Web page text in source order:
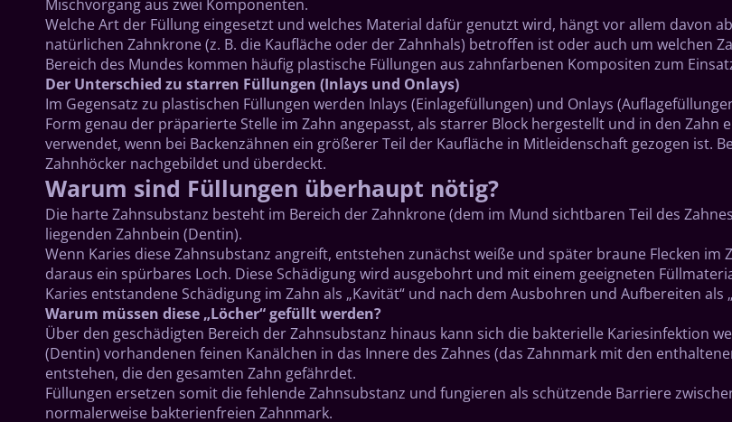
Welche Art der Füllung eingesetzt und welches Material dafür genutzt wird, hängt vor allem davon
natürlichen Zahnkrone (z. B. die Kaufläche oder der Zahnhals) betroffen ist oder auch um welchen
Bereich des Mundes kommen häufig plastische Füllungen aus zahnfarbenen Kompositen zum
Der Unterschied zu starren Füllungen (Inlays und Onlays)
Im Gegensatz zu plastischen Füllungen werden Inlays (Einlagefüllungen) und Onlays
Form genau der präparierte Stelle im Zahn angepasst, als starrer Block hergestellt und in den Zahn
verwendet, wenn bei Backenzähnen ein größerer Teil der Kaufläche in Mitleidenschaft gezogen ist.
Zahnhöcker nachgebildet und überdeckt.
Warum sind Füllungen überhaupt nötig?
Die harte Zahnsubstanz besteht im Bereich der Zahnkrone (dem im Mund sichtbaren Teil des
liegenden Zahnbein (Dentin).
Wenn Karies diese Zahnsubstanz angreift, entstehen zunächst weiße und später braune Flecken
daraus ein spürbares Loch. Diese Schädigung wird ausgebohrt und mit einem geeigneten
Karies entstandene Schädigung im Zahn als „Kavität“ und nach dem Ausbohren und Aufbereiten als
Warum müssen diese „Löcher“ gefüllt werden?
Über den geschädigten Bereich der Zahnsubstanz hinaus kann sich die bakterielle Kariesinfektion
(Dentin) vorhandenen feinen Kanälchen in das Innere des Zahnes (das Zahnmark mit den
entstehen, die den gesamten Zahn gefährdet.
Füllungen ersetzen somit die fehlende Zahnsubstanz und fungieren als schützende Barriere
normalerweise bakterienfreien Zahnmark.